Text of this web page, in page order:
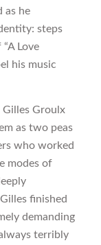
as he
steps
Love
his music
Groulx
as two peas
who worked
modes of
finished
demanding
terribly